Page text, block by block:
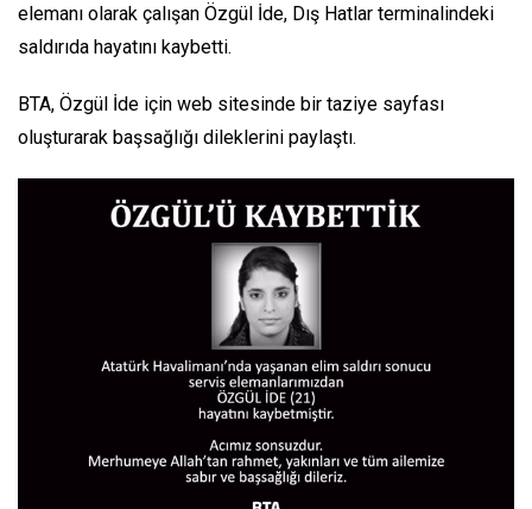
elemanı olarak çalışan Özgül İde, Dış Hatlar terminalindeki
saldırıda hayatını kaybetti.
BTA, Özgül İde için web sitesinde bir taziye sayfası
oluşturarak başsağlığı dileklerini paylaştı.